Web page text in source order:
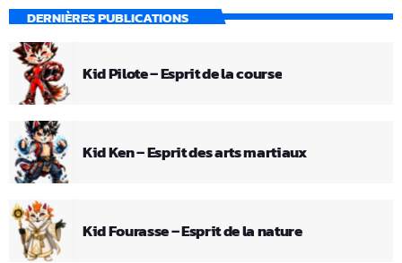
DERNIÈRES PUBLICATIONS
Kid Pilote – Esprit de la course
Kid Ken – Esprit des arts martiaux
Kid Fourasse – Esprit de la nature